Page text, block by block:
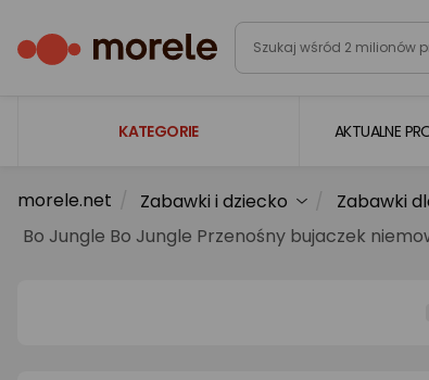
KATEGORIE
Laptopy
Komputery
AKTUALNE
morele.net Zabawki i dziecko Zabawki
Bo Jungle Bo Jungle Przenośny bujaczek